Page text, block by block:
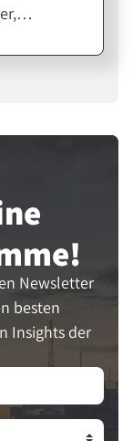
eine
Newsletter
besten
Insights der